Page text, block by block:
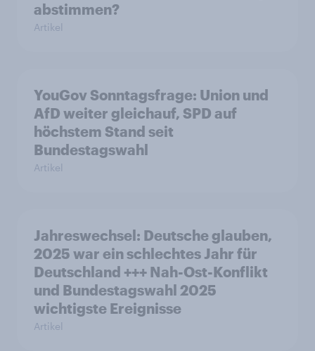
abstimmen?
Artikel
YouGov Sonntagsfrage: Union und
AfD weiter gleichauf, SPD auf
höchstem Stand seit
Bundestagswahl
Artikel
Jahreswechsel: Deutsche glauben,
2025 war ein schlechtes Jahr für
Deutschland +++ Nah-Ost-Konflikt
und Bundestagswahl 2025
wichtigste Ereignisse
Artikel